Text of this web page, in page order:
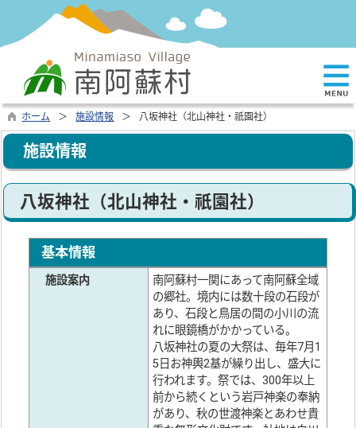
ホーム 施設情報 八坂神社（北山神社・祇園社）
施設情報
八坂神社（北山神社・祇園社）
基本情報
施設案内
南阿蘇村一関にあって南阿蘇全域
の郷社。境内には数十段の石段が
あり、石段と鳥居の間の小川の流
れに眼鏡橋がかかっている。
八坂神社の夏の大祭は、毎年7月1
5日お神輿2基が繰り出し、盛大に
行われます。祭では、300年以上
前から続くという岩戸神楽の奉納
があり、秋の世渡神楽とあわせ貴